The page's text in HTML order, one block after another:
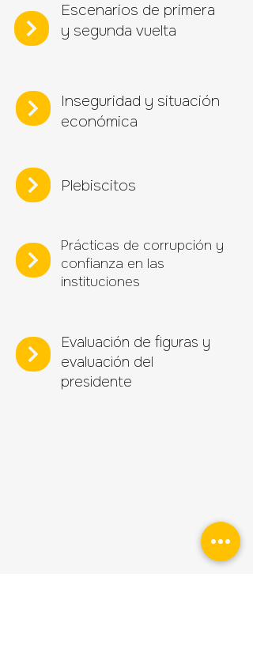
Escenarios de primera
y segunda vuelta
Inseguridad y situación
económica
Plebiscitos
Prácticas de corrupción y
confianza en las
instituciones
Evaluación de figuras y
evaluación del
presidente